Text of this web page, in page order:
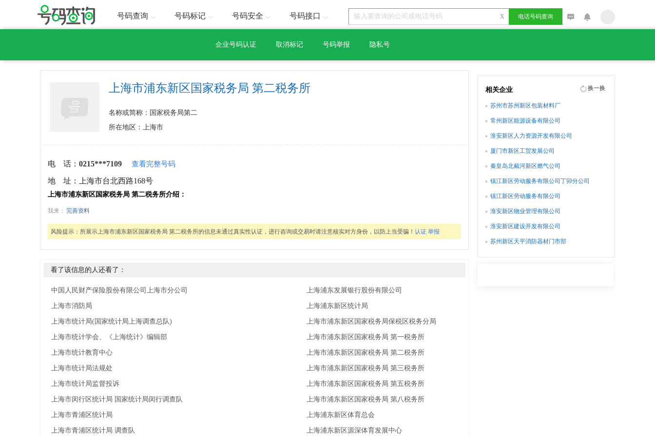
号码查询 号码标记 号码安全 号码接口 X 电话号码查询
企业号码认证 取消标记 号码举报 隐私号
上海市浦东新区国家税务局 第二税务所
名称或简称：国家税务局第二
所在地区：上海市
电 话： 0215***7109 查看完整号码
地 址： 上海市台北西路168号
上海市浦东新区国家税务局 第二税务所介绍：
我来： 完善资料
风险提示： 所展示上海市浦东新区国家税务局 第二税务所的信息未通过真实性认证，进行咨询或交易时请注意核实对方身份，以防上当受骗！ 认证 举报
看了该信息的人还看了：
中国人民财产保险股份有限公司上海市分公司
上海市消防局
上海市统计局(国家统计局上海调查总队)
上海市统计学会、《上海统计》编辑部
上海市统计教育中心
上海市统计局法规处
上海市统计局监督投诉
上海市闵行区统计局 国家统计局闵行调查队
上海市青浦区统计局
上海市青浦区统计局 调查队
上海浦东发展银行股份有限公司
上海浦东新区统计局
上海市浦东新区国家税务局保税区税务分局
上海市浦东新区国家税务局 第一税务所
上海市浦东新区国家税务局 第二税务所
上海市浦东新区国家税务局 第三税务所
上海市浦东新区国家税务局 第五税务所
上海市浦东新区国家税务局 第八税务所
上海浦东新区体育总会
上海浦东新区源深体育发展中心
相关企业 换一换
苏州市苏州新区包装材料厂
常州新区能源设备有限公司
淮安新区人力资源开发有限公司
厦门市新区工贸发展公司
秦皇岛北戴河新区燃气公司
镇江新区劳动服务有限公司丁卯分公司
镇江新区劳动服务有限公司
淮安新区物业管理有限公司
淮安新区建设开发有限公司
苏州新区天平消防器材门市部